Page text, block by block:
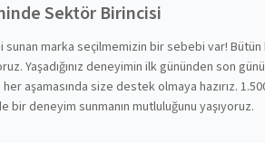
Sektör Birincisi
sunan marka seçilmemizin bir sebebi var!
Yaşadığınız deneyimin ilk gününden son
aşamasında size destek olmaya hazırız.
deneyim sunmanın mutluluğunu yaşıyoruz.